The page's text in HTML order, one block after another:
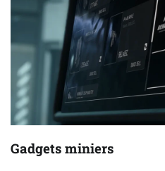
Gadgets miniers